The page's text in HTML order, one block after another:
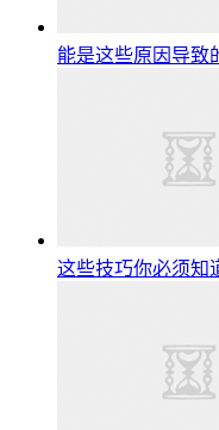
能是这些原因导致
这些技巧你必须知